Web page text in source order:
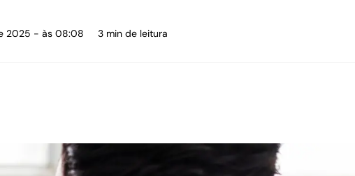
2025 - às 08:08 3 min de leitura